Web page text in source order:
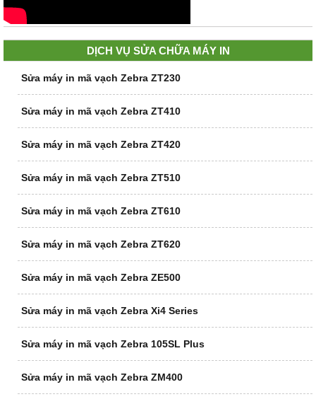
DỊCH VỤ SỬA CHỮA MÁY IN
Sửa máy in mã vạch Zebra ZT230
Sửa máy in mã vạch Zebra ZT410
Sửa máy in mã vạch Zebra ZT420
Sửa máy in mã vạch Zebra ZT510
Sửa máy in mã vạch Zebra ZT610
Sửa máy in mã vạch Zebra ZT620
Sửa máy in mã vạch Zebra ZE500
Sửa máy in mã vạch Zebra Xi4 Series
Sửa máy in mã vạch Zebra 105SL Plus
Sửa máy in mã vạch Zebra ZM400